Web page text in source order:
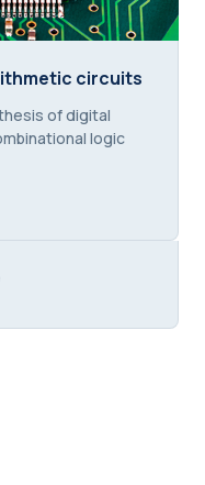
circuits
circuits
of digital
logic